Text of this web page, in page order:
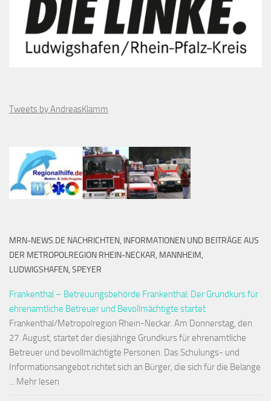
Tweets by AndreasKlamm
MRN-NEWS.DE NACHRICHTEN, INFORMATIONEN UND BEITRÄGE AUS
DER METROPOLREGION RHEIN-NECKAR, MANNHEIM,
LUDWIGSHAFEN, SPEYER
Frankenthal – Betreuungsbehörde Frankenthal: Der Grundkurs für
ehrenamtliche Betreuer und Bevollmächtigte startet
Frankenthal/Metropolregion Rhein-Neckar. Am Donnerstag, den
27. August, startet der diesjährige Grundkurs für ehrenamtliche
Betreuer und bevollmächtigte Personen. Das Schulungs- und
Informationsangebot richtet sich an Bürger, die sich für die Belange
... Mehr lesen